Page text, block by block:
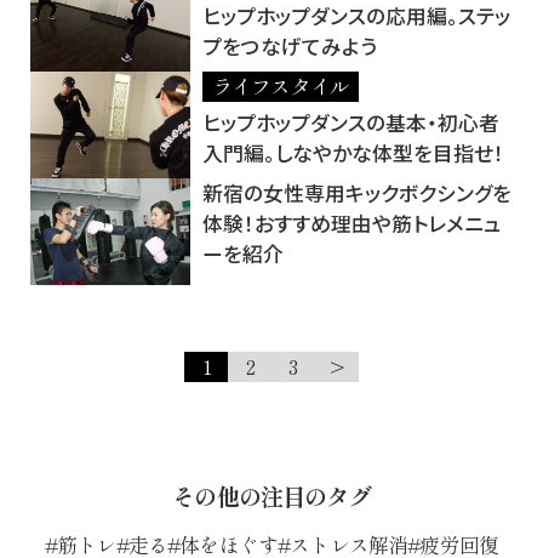
ヒップホップダンスの応用編。ステッ
プをつなげてみよう
ライフスタイル
ヒップホップダンスの基本・初心者
入門編。しなやかな体型を目指せ！
新宿の女性専用キックボクシングを
体験！おすすめ理由や筋トレメニュ
ーを紹介
1 2 3 >
その他の注目のタグ
筋トレ 走る 体をほぐす ストレス解消 疲労回復